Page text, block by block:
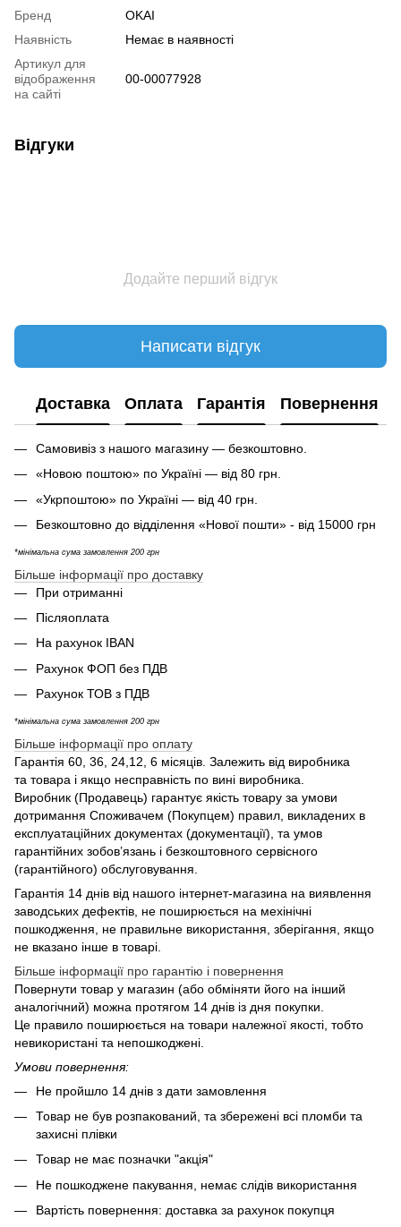
Бренд
OKAI
Наявність
Немає в наявності
Артикул для
відображення
на сайті
00-00077928
Відгуки
Додайте перший відгук
Написати відгук
Доставка Оплата Гарантія Повернення
Самовивіз з нашого магазину — безкоштовно.
«Новою поштою» по Україні — від 80 грн.
«Укрпоштою» по Україні — від 40 грн.
Безкоштовно до відділення «Нової пошти» - від 15000 грн
*мінімальна сума замовлення 200 грн
Більше інформації про доставку
При отриманні
Післяоплата
На рахунок IBAN
Рахунок ФОП без ПДВ
Рахунок ТОВ з ПДВ
*мінімальна сума замовлення 200 грн
Більше інформації про оплату
Гарантія 60, 36, 24,12, 6 місяців. Залежить від виробника
та товара і якщо несправність по вині виробника.
Виробник (Продавець) гарантує якість товару за умови
дотримання Споживачем (Покупцем) правил, викладених в
експлуатаційних документах (документації), та умов
гарантійних зобов’язань і безкоштовного сервісного
(гарантійного) обслуговування.
Гарантія 14 днів від нашого інтернет-магазина на виявлення
заводських дефектів, не поширюється на мехінічні
пошкодження, не правильне використання, зберігання, якщо
не вказано інше в товарі.
Більше інформації про гарантію і повернення
Повернути товар у магазин (або обміняти його на інший
аналогічний) можна протягом 14 днів із дня покупки.
Це правило поширюється на товари належної якості, тобто
невикористані та непошкоджені.
Умови повернення:
Не пройшло 14 днів з дати замовлення
Товар не був розпакований, та збережені всі пломби та
захисні плівки
Товар не має позначки "акція"
Не пошкоджене пакування, немає слідів використання
Вартість повернення: доставка за рахунок покупця